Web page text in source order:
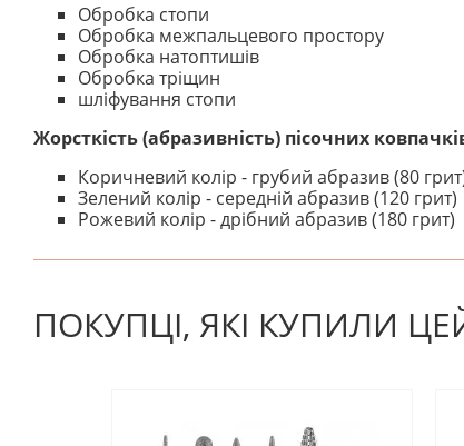
Обробка стопи
Обробка межпальцевого простору
Обробка натоптишів
Обробка тріщин
шліфування стопи
Жорсткість (абразивність) пісочних
Коричневий колір - грубий абразив (80
Зелений колір - середній абразив (120 грит)
Рожевий колір - дрібний абразив (180 грит)
На даний час немає відгуків. Ви можете стати
ПОКУПЦІ, ЯКІ КУПИЛИ